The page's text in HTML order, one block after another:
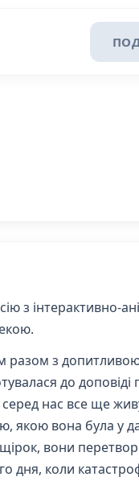
з інтерактивно-
разом з
до
серед нас все ще
якою вона була у
вони
дня, коли